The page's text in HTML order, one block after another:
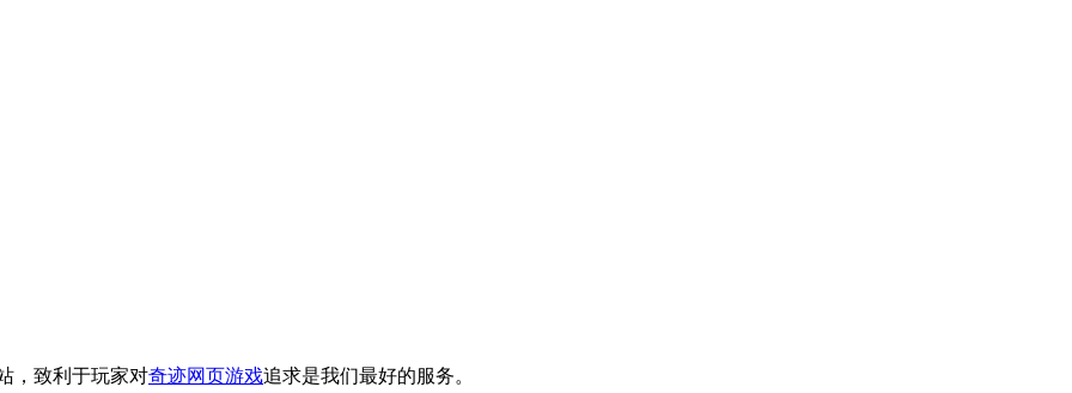
，致利于玩家对奇迹网页游戏追求是我们最好的服务。